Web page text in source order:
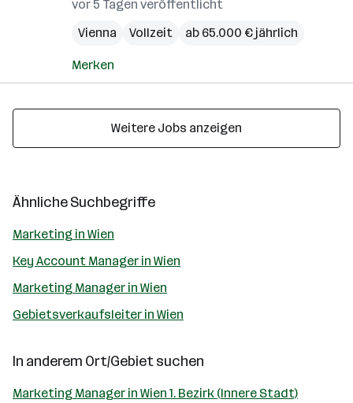
vor 5 Tagen veröffentlicht
Vienna
Vollzeit ab 65.000 € jährlich
Merken
Weitere Jobs anzeigen
Ähnliche Suchbegriffe
Marketing in Wien
Key Account Manager in Wien
Marketing Manager in Wien
Gebietsverkaufsleiter in Wien
In anderem Ort/Gebiet suchen
Marketing Manager in Wien 1. Bezirk (Innere Stadt)